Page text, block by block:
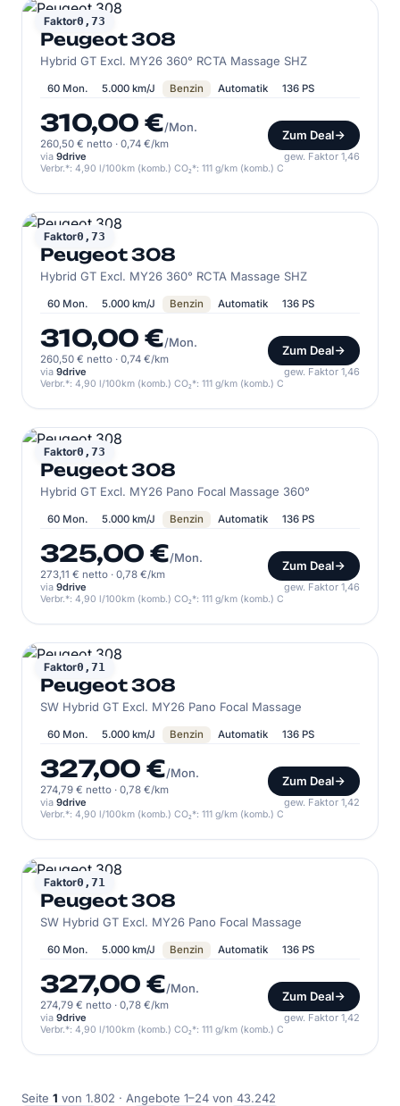
Faktor0,73
PEUGEOT
Peugeot 308
Hybrid GT Excl. MY26 360° RCTA Massage SHZ
60 Mon. 5.000 km/J Benzin Automatik 136 PS
310,00 €/Mon.
260,50 € netto · 0,74 €/km
Zum Deal
via 9drive gew. Faktor 1,46
Verbr.*: 4,90 l/100km (komb.) CO₂*: 111 g/km (komb.) C
Faktor0,73
PEUGEOT
Peugeot 308
Hybrid GT Excl. MY26 360° RCTA Massage SHZ
60 Mon. 5.000 km/J Benzin Automatik 136 PS
310,00 €/Mon.
260,50 € netto · 0,74 €/km
Zum Deal
via 9drive gew. Faktor 1,46
Verbr.*: 4,90 l/100km (komb.) CO₂*: 111 g/km (komb.) C
Faktor0,73
PEUGEOT
Peugeot 308
Hybrid GT Excl. MY26 Pano Focal Massage 360°
60 Mon. 5.000 km/J Benzin Automatik 136 PS
325,00 €/Mon.
273,11 € netto · 0,78 €/km
Zum Deal
via 9drive gew. Faktor 1,46
Verbr.*: 4,90 l/100km (komb.) CO₂*: 111 g/km (komb.) C
Faktor0,71
PEUGEOT
Peugeot 308
SW Hybrid GT Excl. MY26 Pano Focal Massage
60 Mon. 5.000 km/J Benzin Automatik 136 PS
327,00 €/Mon.
274,79 € netto · 0,78 €/km
Zum Deal
via 9drive gew. Faktor 1,42
Verbr.*: 4,90 l/100km (komb.) CO₂*: 111 g/km (komb.) C
Faktor0,71
PEUGEOT
Peugeot 308
SW Hybrid GT Excl. MY26 Pano Focal Massage
60 Mon. 5.000 km/J Benzin Automatik 136 PS
327,00 €/Mon.
274,79 € netto · 0,78 €/km
Zum Deal
via 9drive gew. Faktor 1,42
Verbr.*: 4,90 l/100km (komb.) CO₂*: 111 g/km (komb.) C
Seite 1 von 1.802 · Angebote 1–24 von 43.242